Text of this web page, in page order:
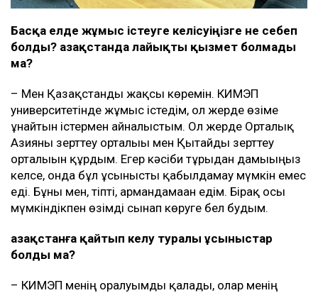
Басқа елде жұмыс істеуге келісуіңізге не себеп
болды? Қазақстанда лайықты қызмет болмады
ма?
– Мен Қазақстанды жақсы көремін. КИМЭП
университетінде жұмыс істедім, ол жерде өзіме
ұнайтын істермен айналыстым. Ол жерде Орталық
Азияны зерттеу орталығы мен Қытайды зерттеу
орталығын құрдым. Егер кәсіби тұрғыдан дамығыңыз
келсе, онда бұл ұсынысты қабылдамау мүмкін емес
еді. Бұны мен, тіпті, армандамаған едім. Бірақ осы
мүмкіндікпен өзімді сынап көруге бел будым.
Қазақстанға қайтып келу туралы ұсыныстар
болды ма?
– КИМЭП менің оралуымды қалады, олар менің